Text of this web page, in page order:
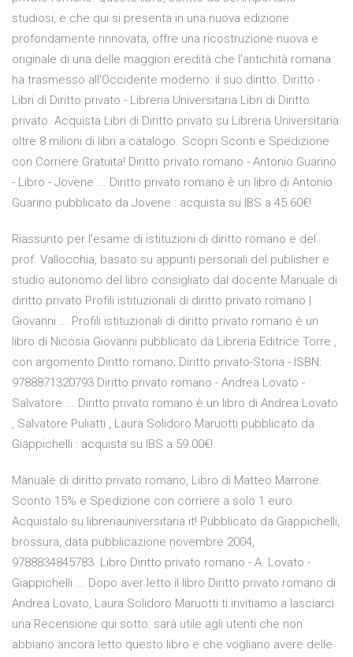
studiosi, e che qui si presenta in una nuova edizione
profondamente rinnovata, offre una ricostruzione nuova e
originale di una delle maggiori eredità che l'antichità romana
ha trasmesso all'Occidente moderno: il suo diritto. Diritto -
Libri di Diritto privato - Libreria Universitaria Libri di Diritto
privato. Acquista Libri di Diritto privato su Libreria Universitaria:
oltre 8 milioni di libri a catalogo. Scopri Sconti e Spedizione
con Corriere Gratuita! Diritto privato romano - Antonio Guarino
- Libro - Jovene ... Diritto privato romano è un libro di Antonio
Guarino pubblicato da Jovene : acquista su IBS a 45.60€!
Riassunto per l'esame di istituzioni di diritto romano e del
prof. Vallocchia, basato su appunti personali del publisher e
studio autonomo del libro consigliato dal docente Manuale di
diritto privato Profili istituzionali di diritto privato romano |
Giovanni ... Profili istituzionali di diritto privato romano è un
libro di Nicosia Giovanni pubblicato da Libreria Editrice Torre ,
con argomento Diritto romano; Diritto privato-Storia - ISBN:
9788871320793 Diritto privato romano - Andrea Lovato -
Salvatore ... Diritto privato romano è un libro di Andrea Lovato
, Salvatore Puliatti , Laura Solidoro Maruotti pubblicato da
Giappichelli : acquista su IBS a 59.00€!
Manuale di diritto privato romano, Libro di Matteo Marrone.
Sconto 15% e Spedizione con corriere a solo 1 euro.
Acquistalo su libreriauniversitaria.it! Pubblicato da Giappichelli,
brossura, data pubblicazione novembre 2004,
9788834845783. Libro Diritto privato romano - A. Lovato -
Giappichelli ... Dopo aver letto il libro Diritto privato romano di
Andrea Lovato, Laura Solidoro Maruotti ti invitiamo a lasciarci
una Recensione qui sotto: sarà utile agli utenti che non
abbiano ancora letto questo libro e che vogliano avere delle